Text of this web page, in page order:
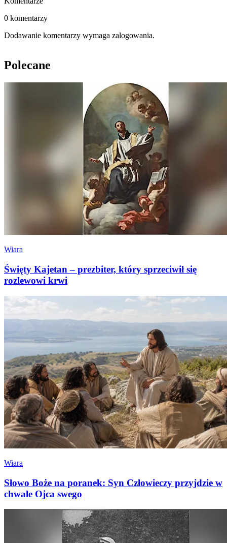
0 komentarzy
Dodawanie komentarzy wymaga zalogowania.
Polecane
Wiara
Święty Kajetan – prezbiter, który sprzeciwił się
rozlewowi krwi
Wiara
Słowo Boże na poranek: Syn Człowieczy przyjdzie w
chwale Ojca swego